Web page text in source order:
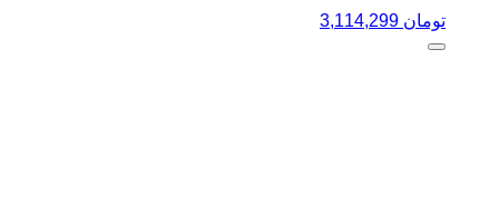
تومان